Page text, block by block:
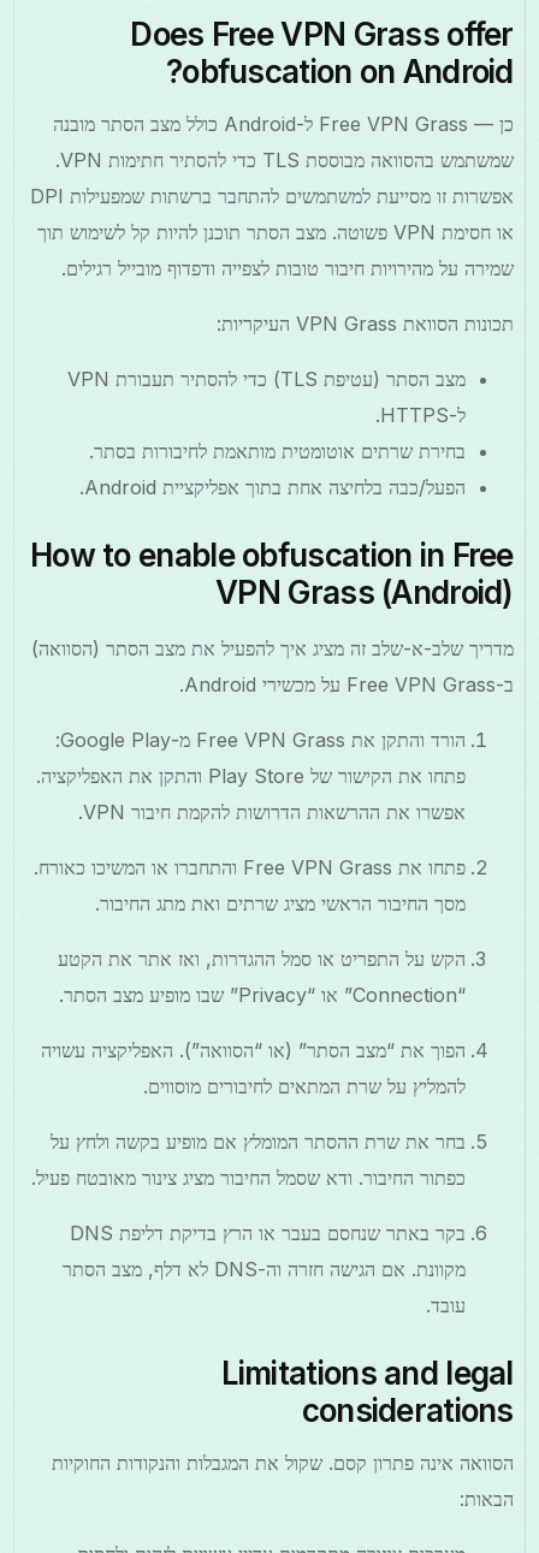
Does Free VPN Grass offer
obfuscation on Android?
כן — Free VPN Grass ל-Android כולל מצב הסתר מובנה
שמשתמש בהסוואה מבוססת TLS כדי להסתיר חתימות VPN.
אפשרות זו מסייעת למשתמשים להתחבר ברשתות שמפעילות DPI
או חסימת VPN פשוטה. מצב הסתר תוכנן להיות קל לשימוש תוך
שמירה על מהירויות חיבור טובות לצפייה ודפדוף מובייל רגילים.
תכונות הסוואת VPN Grass העיקריות:
מצב הסתר (עטיפת TLS) כדי להסתיר תעבורת VPN
ל-HTTPS.
בחירת שרתים אוטומטית מותאמת לחיבורות בסתר.
הפעל/כבה בלחיצה אחת בתוך אפליקציית Android.
How to enable obfuscation in Free
VPN Grass (Android)
מדריך שלב-א-שלב זה מציג איך להפעיל את מצב הסתר (הסוואה)
ב-Free VPN Grass על מכשירי Android.
הורד והתקן את Free VPN Grass מ-Google Play:
פתחו את הקישור של Play Store והתקן את האפליקציה.
אפשרו את ההרשאות הדרושות להקמת חיבור VPN.
פתחו את Free VPN Grass והתחברו או המשיכו כאורח.
מסך החיבור הראשי מציג שרתים ואת מתג החיבור.
הקש על התפריט או סמל ההגדרות, ואז אתר את הקטע
“Connection” או “Privacy” שבו מופיע מצב הסתר.
הפוך את “מצב הסתר” (או “הסוואה”). האפליקציה עשויה
להמליץ על שרת המתאים לחיבורים מוסווים.
בחר את שרת ההסתר המומלץ אם מופיע בקשה ולחץ על
כפתור החיבור. ודא שסמל החיבור מציג צינור מאובטח פעיל.
בקר באתר שנחסם בעבר או הרץ בדיקת דליפת DNS
מקוונת. אם הגישה חזרה וה-DNS לא דלף, מצב הסתר
עובד.
Limitations and legal
considerations
הסוואה אינה פתרון קסם. שקול את המגבלות והנקודות החוקיות
הבאות: